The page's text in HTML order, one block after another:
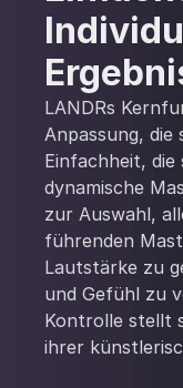
LANDRs
Anpassung, die
Einfachheit, die
dynamische
zur Auswahl,
führenden
Lautstärke zu
und Gefühl zu
Kontrolle stellt
ihrer